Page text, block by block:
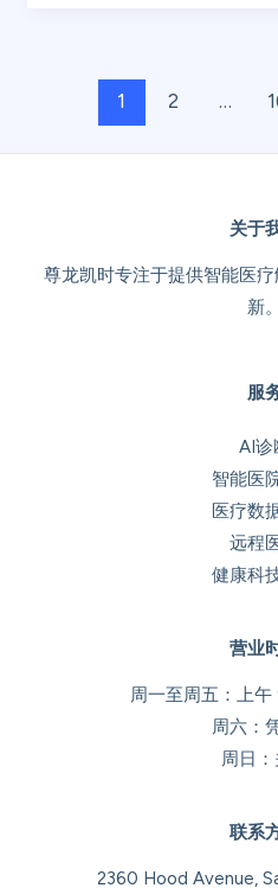
1 2 …
关于
尊龙凯时专注于提供智能医
新。
服
AI诊
智能医
医疗数
远程
健康科
营业
周一至周五：上
周六：
周日
联系
2360 Hood Avenue,